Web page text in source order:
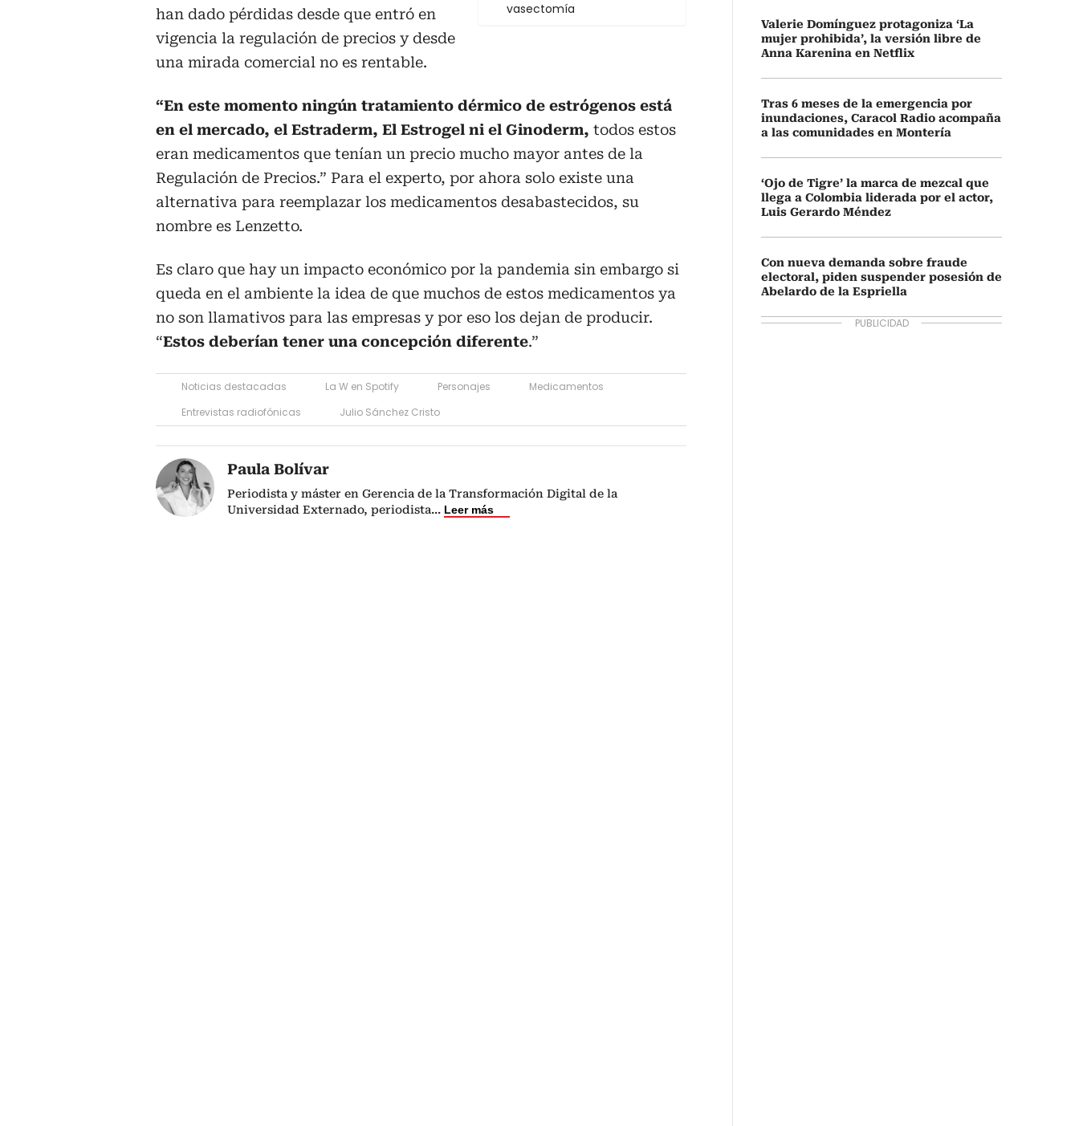
vasectomía
han dado pérdidas desde que entró en
vigencia la regulación de precios y desde
una mirada comercial no es rentable.
“En este momento ningún tratamiento dérmico de estrógenos está
en el mercado, el Estraderm, El Estrogel ni el Ginoderm, todos estos
eran medicamentos que tenían un precio mucho mayor antes de la
Regulación de Precios.” Para el experto, por ahora solo existe una
alternativa para reemplazar los medicamentos desabastecidos, su
nombre es Lenzetto.
Es claro que hay un impacto económico por la pandemia sin embargo si
queda en el ambiente la idea de que muchos de estos medicamentos ya
no son llamativos para las empresas y por eso los dejan de producir.
“Estos deberían tener una concepción diferente.”
Noticias destacadas La W en Spotify Personajes
Medicamentos
Entrevistas radiofónicas
Julio Sánchez Cristo
Paula Bolívar
Periodista y máster en Gerencia de la Transformación Digital de la
Universidad Externado, periodista... Leer más
Valerie Domínguez protagoniza ‘La
mujer prohibida’, la versión libre de
Anna Karenina en Netflix
Tras 6 meses de la emergencia por
inundaciones, Caracol Radio acompaña
a las comunidades en Montería
‘Ojo de Tigre’ la marca de mezcal que
llega a Colombia liderada por el actor,
Luis Gerardo Méndez
Con nueva demanda sobre fraude
electoral, piden suspender posesión de
Abelardo de la Espriella